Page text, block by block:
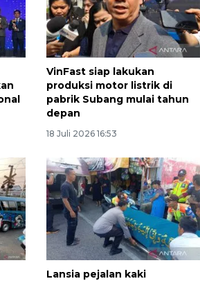
VinFast siap lakukan
produksi motor listrik di
pabrik Subang mulai tahun
depan
18 Juli 2026 16:53
Lansia pejalan kaki
2026-